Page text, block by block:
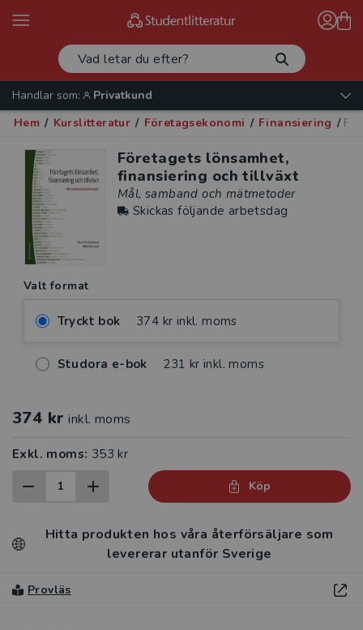
Handlar som:
Privatkund
Hem / Kurslitteratur / Företagsekonomi / Finansiering /
Företagets lönsamhet,
finansiering och tillväxt
Mål, samband och mätmetoder
Skickas följande arbetsdag
Valt format
Tryckt bok 374 kr inkl. moms
Studora e-bok 231 kr inkl. moms
374 kr inkl. moms
Exkl. moms: 353 kr
Köp
Hitta produkten hos våra återförsäljare som
levererar utanför Sverige
Provläs